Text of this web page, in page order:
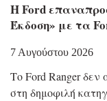
Η Ford
Έκδοση» με τα
7 Αυγούστου 2026
Το Ford Ranger
στη δημοφιλή